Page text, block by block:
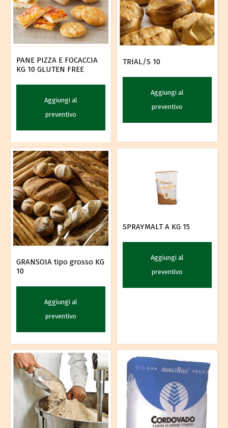
PANE PIZZA E FOCACCIA
KG 10 GLUTEN FREE
Aggiungi al
preventivo
TRIAL/S 10
Aggiungi al
preventivo
GRANSOIA tipo grosso KG
10
Aggiungi al
preventivo
SPRAYMALT A KG 15
Aggiungi al
preventivo